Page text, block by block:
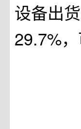
设备出
29.7%